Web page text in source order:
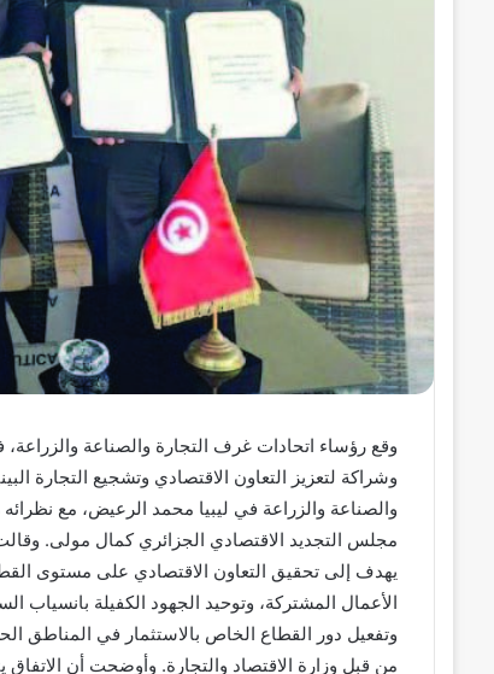
وقع رؤساء اتحادات غرف التجارة والصناعة
وشراكة لتعزيز التعاون الاقتصادي وتشجيع التجارة
والصناعة والزراعة في ليبيا محمد الرعيض، مع
مجلس التجديد الاقتصادي الجزائري كمال مولى.
يهدف إلى تحقيق التعاون الاقتصادي على مستوى
الأعمال المشتركة، وتوحيد الجهود الكفيلة بانسياب
وتفعيل دور القطاع الخاص بالاستثمار في المناطق
من قبل وزارة الاقتصاد والتجارة. وأوضحت أن